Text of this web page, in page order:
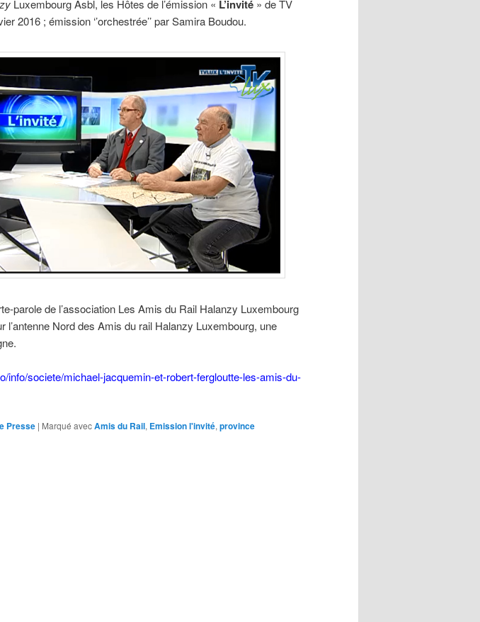
Luxembourg Asbl, les Hôtes de l’émission « L’invité » de TV
2016 ; émission ‘’orchestrée’’ par Samira Boudou.
parole de l’association Les Amis du Rail Halanzy Luxembourg
l’antenne Nord des Amis du rail Halanzy Luxembourg, une
info/societe/michael-jacquemin-et-robert-fergloutte-les-amis-du-
Presse | Marqué avecAmis du Rail, Emission l'invité,province